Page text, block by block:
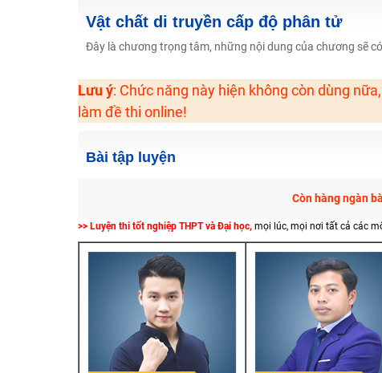
Học online lớp 2 với thầy cô giáo giỏi, nổi tiếng
2K6! Lộ Trình Sun 2024 - Ba bước luyện thi TN THPT - ĐH ít
Khuyến Mãi Khoá Học 1K Chỉ Từ 11-13/09/2024
Đồng giá khóa học 499K - 399K (13/11-15/11)
Khai giảng khóa Ngữ văn 7 - xây nền vững chắc cho tương lai!
Vật chất di truyền cấp độ phân tử
Đây là chương trọng tâm, những nội dung của chương sẽ
Lưu ý: Chức năng này hiện không còn dùng
làm đề thi online!
Bài tập luyện
Còn hàng ngàn
>> Luyện thi tốt nghiệp THPT và Đại học, mọi lúc, mọi nơi tất cả các